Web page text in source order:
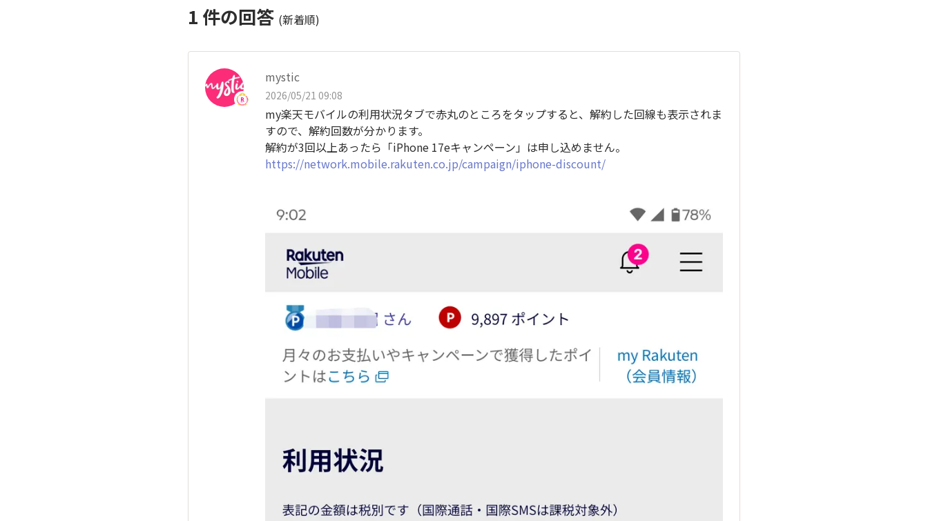
1 件の回答 (新着順)
mystic
2026/05/21 09:08
my楽天モバイルの利用状況タブで赤丸のところをタップすると、解約した回線も表示されま
すので、解約回数が分かります。
解約が3回以上あったら「iPhone 17eキャンペーン」は申し込めません。
https://network.mobile.rakuten.co.jp/campaign/iphone-discount/